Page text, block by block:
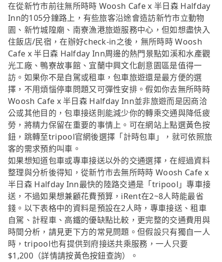
在從新竹市前往無所時時 Woosh Cafe x 半日森 Halfday
Inn的105分鐘路上，有些旅客沿途會造訪新竹市立動物
園、新竹城隍廟、南寮漁港旅遊服務中心，但如想盡快入
住飯店/民宿，在辦好check-in之後，無所時時 Woosh
Cafe x 半日森 Halfday Inn周邊的熱門景點如溪和水產觀
光工廠、鴨寮故事館、宜蘭中興文化創意園區是值得一
訪。如果你不是自駕或租車，包車旅遊還是最方便的選
擇，不用煩惱停車問題又可彈性安排。假如你去無所時時
Woosh Cafe x 半日森 Halfday Inn並非旅遊而是因商洽
公或其他目的，包車接送則能減少你的轉乘交通與降低疲
勞，將精力保留在重要的事情上。可在網站上點選黃色按
鈕，跳轉至tripool官網後選擇「計時包車」，就可依照旅
客的需求預約叫車。
如果想知道包車或專車接送以外的交通選擇，在經過資料
整理與分析後得知，從新竹市去無所時時 Woosh Cafe x
半日森 Halfday Inn最快的陸路交通是「tripool」專車接
送，不過如果想兼顧花費預算，iRent在2~8人時能最省
錢。以下表格中的資料是預設在2人時，專車接送、租車
自駕、計程車、高鐵的優缺點比較，更完整的交通費用與
時間分析，請見更下方的常見問題。但假設只有獨自一人
時，tripool也有提供到府接送共乘服務，一人只要
$1,200（詳情請按黃色按鈕查詢）。